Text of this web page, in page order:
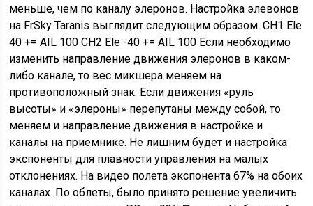
меньше, чем по каналу элеронов. Настройка элевонов
на FrSky Taranis выглядит следующим образом. CH1 Ele
40 += AIL 100 CH2 Ele -40 += AIL 100 Если необходимо
изменить направление движения элеронов в каком-
либо канале, то вес микшера меняем на
противоположный знак. Если движения «руль
высоты» и «элероны» перепутаны между собой, то
меняем и направление движения в настройке и
каналы на приемнике. Не лишним будет и настройка
экспоненты для плавности управления на малых
отклонениях. На видео полета экспонента 67% на обоих
каналах. По облеты, было принято решение увеличить